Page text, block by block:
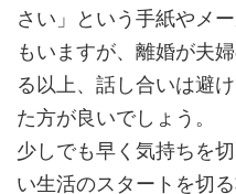
さい」という手紙やメ
もいますが、離婚が夫
る以上、話し合いは避
た方が良いでしょう。
少しでも早く気持ちを
い生活のスタートを切